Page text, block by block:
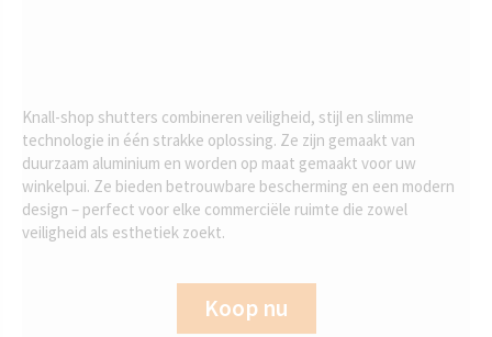
Knall-shop shutters combineren veiligheid, stijl en slimme
technologie in één strakke oplossing. Ze zijn gemaakt van
duurzaam aluminium en worden op maat gemaakt voor uw
winkelpui. Ze bieden betrouwbare bescherming en een modern
design – perfect voor elke commerciële ruimte die zowel
veiligheid als esthetiek zoekt.
Koop nu